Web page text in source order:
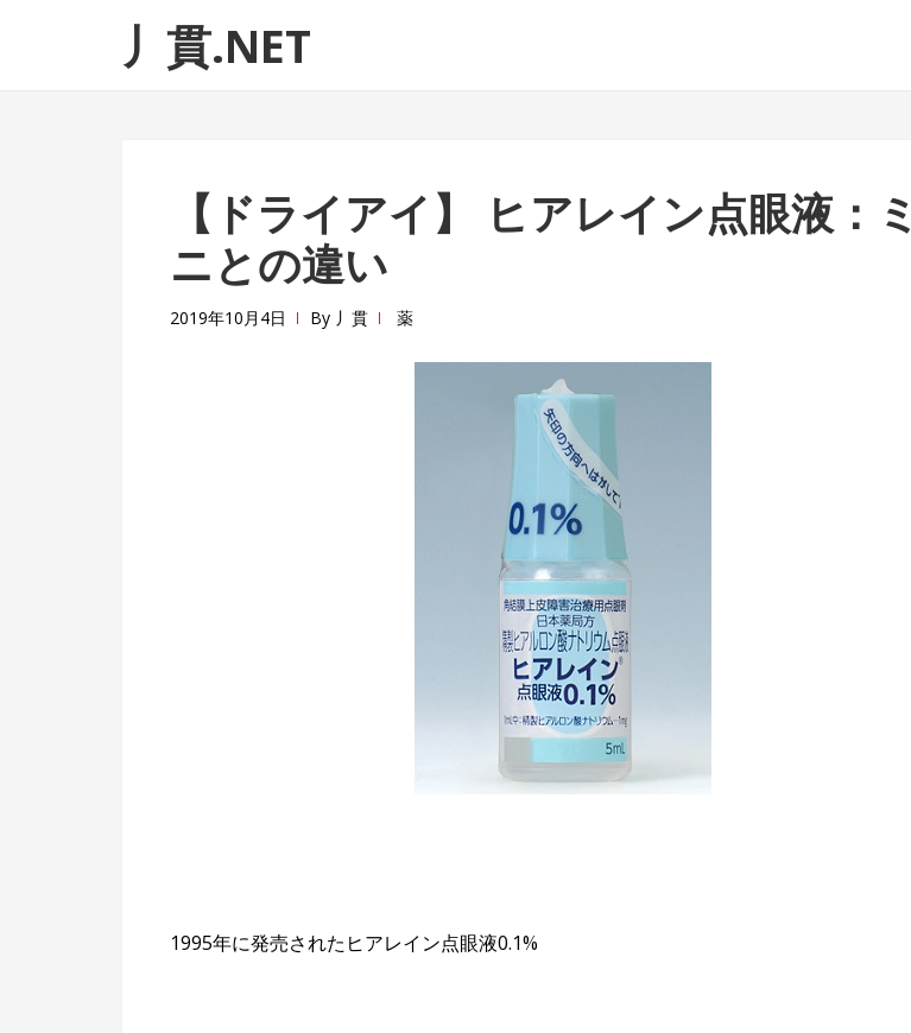
ゲ
テ丿貫.NET
【ドライアイ】 ヒアレイン点眼液：ミ
ニとの違い
2019年10月4日 By 丿貫 薬
1995年に発売されたヒアレイン点眼液0.1%